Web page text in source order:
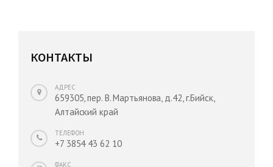
КОНТАКТЫ
АДРЕС
659305, пер. В. Мартьянова, д.42, г.Бийск,
Алтайский край
ТЕЛЕФОН
+7 3854 43 62 10
ФАКС